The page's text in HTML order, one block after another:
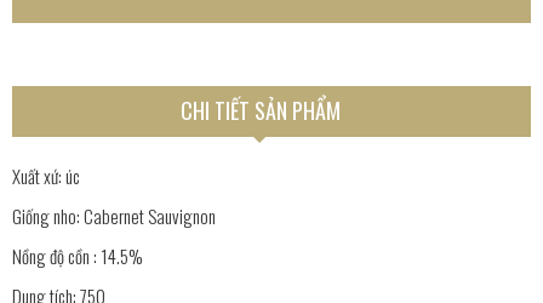
CHI TIẾT SẢN PHẨM
Xuất xứ: úc
Giống nho: Cabernet Sauvignon
Nồng độ cồn : 14.5%
Dung tích: 750